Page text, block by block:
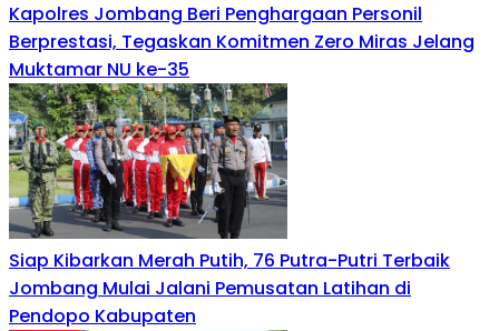
Kapolres Jombang Beri Penghargaan Personil
Berprestasi, Tegaskan Komitmen Zero Miras Jelang
Muktamar NU ke-35
Siap Kibarkan Merah Putih, 76 Putra-Putri Terbaik
Jombang Mulai Jalani Pemusatan Latihan di
Pendopo Kabupaten